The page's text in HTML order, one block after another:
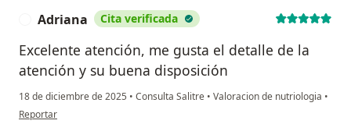
Adriana Cita verificada
Excelente atención, me gusta el detalle de la
atención y su buena disposición
18 de diciembre de 2025 • Consulta Salitre • Valoracion de nutriologia •
en opinión del usuario Adriana
Reportar